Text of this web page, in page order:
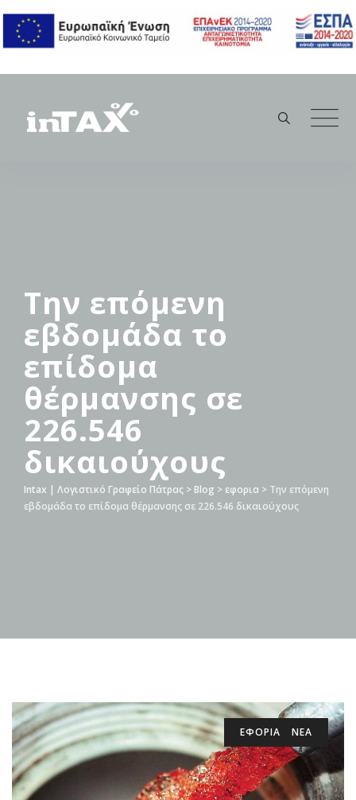
content
Την επόμενη
εβδομάδα το
επίδομα
θέρμανσης σε
226.546
δικαιούχους
Intax | Λογιστικό Γραφείο Πάτρας > Blog > εφορια > Την επόμενη
εβδομάδα το επίδομα θέρμανσης σε 226.546 δικαιούχους
ΕΦΟΡΙΑ ΝΕΑ